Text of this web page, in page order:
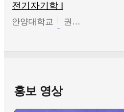
전기자기학 I
안양대학교 권원현
홍보 영상